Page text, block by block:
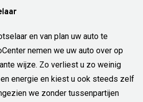
en van plan uw auto te
nemen we uw auto over op
wijze. Zo verliest u zo weinig
energie en kiest u ook steeds zelf
we zonder tussenpartijen